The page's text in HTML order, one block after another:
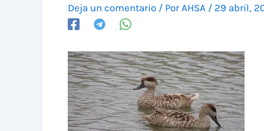
Deja un comentario / Por AHSA / 29 abril,